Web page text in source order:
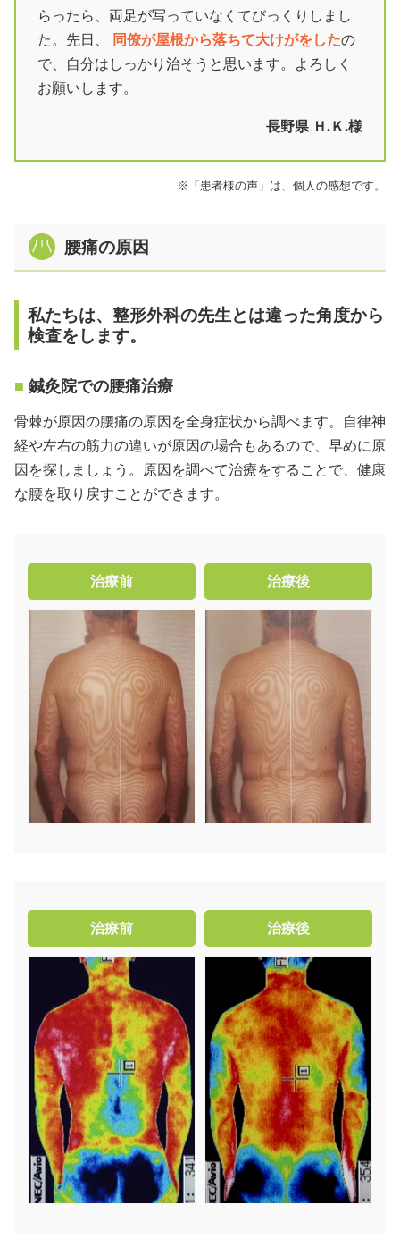
らったら、両足が写っていなくてびっくりしまし
た。先日、
同僚が屋根から落ちて大けがをしたの
で、自分はしっかり治そうと思います。よろしく
お願いします。
長野県 Ｈ.Ｋ.様
※「患者様の声」は、個人の感想です。
腰痛の原因
私たちは、整形外科の先生とは違った角度から
検査をします。
鍼灸院での腰痛治療
骨棘が原因の腰痛の原因を全身症状から調べます。自律神
経や左右の筋力の違いが原因の場合もあるので、早めに原
因を探しましょう。原因を調べて治療をすることで、健康
な腰を取り戻すことができます。
治療前 治療後
治療前 治療後